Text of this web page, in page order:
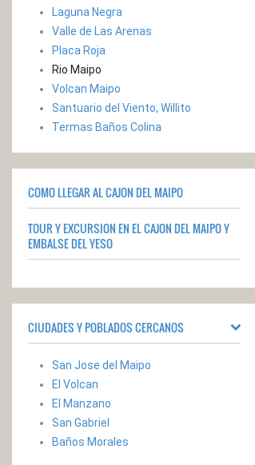
Laguna Negra
Valle de Las Arenas
Placa Roja
Rio Maipo
Volcan Maipo
Santuario del Viento, Willito
Termas Baños Colina
COMO LLEGAR AL CAJON DEL MAIPO
TOUR Y EXCURSION EN EL CAJON DEL MAIPO Y
EMBALSE DEL YESO
CIUDADES Y POBLADOS CERCANOS
San Jose del Maipo
El Volcan
El Manzano
San Gabriel
Baños Morales